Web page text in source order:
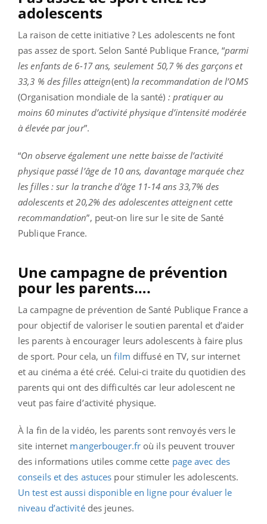
adolescents
La raison de cette initiative ? Les adolescents ne font
pas assez de sport. Selon Santé Publique France, “parmi
les enfants de 6-17 ans, seulement 50,7 % des garçons et
33,3 % des filles atteign(ent) la recommandation de l’OMS
(Organisation mondiale de la santé) : pratiquer au
moins 60 minutes d’activité physique d’intensité modérée
à élevée par jour”.
“On observe également une nette baisse de l’activité
physique passé l’âge de 10 ans, davantage marquée chez
les filles : sur la tranche d’âge 11-14 ans 33,7% des
adolescents et 20,2% des adolescentes atteignent cette
recommandation”, peut-on lire sur le site de Santé
Publique France.
Une campagne de prévention
pour les parents….
La campagne de prévention de Santé Publique France a
pour objectif de valoriser le soutien parental et d’aider
les parents à encourager leurs adolescents à faire plus
de sport. Pour cela, unfilm diffusé en TV, sur internet
et au cinéma a été créé. Celui-ci traite du quotidien des
parents qui ont des difficultés car leur adolescent ne
veut pas faire d’activité physique.
À la fin de la vidéo, les parents sont renvoyés vers le
site internet mangerbouger.froù ils peuvent trouver
des informations utiles comme cette page avec des
conseils et des astuces pour stimuler les adolescents.
Un test est aussi disponible en ligne pour évaluer le
niveau d’activité des jeunes.